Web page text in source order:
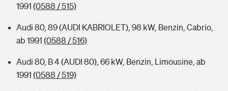
1991 (0588 / 515)
Audi 80, 89 (AUDI KABRIOLET), 98 kW, Benzin, Cabrio,
ab 1991 (0588 / 516)
Audi 80, B 4 (AUDI 80), 66 kW, Benzin, Limousine, ab
1991 (0588 / 519)